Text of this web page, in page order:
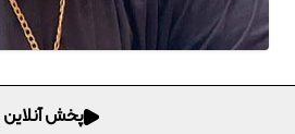
پخش آنلاین